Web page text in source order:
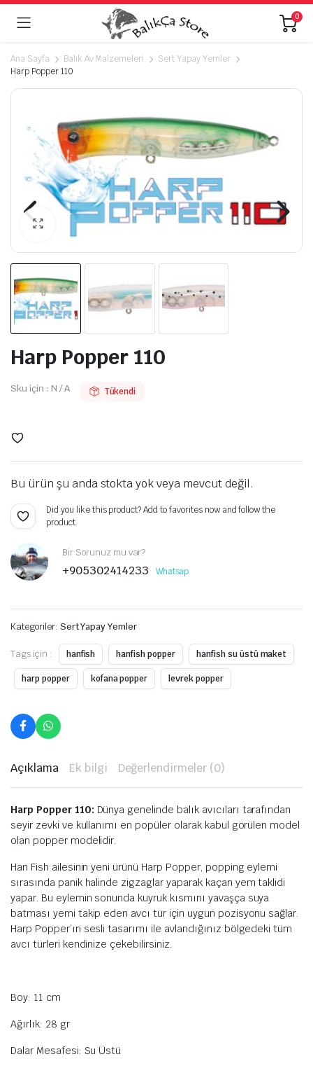
0
Ana Sayfa Balık Av Malzemeleri
Sert Yapay Yemler
Harp Popper 110
Harp Popper 110
Sku için : N / A Tükendi
Bu ürün şu anda stokta yok veya mevcut değil.
Did you like this product? Add to favorites now and follow the
product.
Bir Sorunuz mu var?
+905302414233 Whatsap
Kategoriler: Sert Yapay Yemler
Tags için : hanfish hanfish popper hanfish su üstü maket
harp popper kofana popper levrek popper
Açıklama Ek bilgi Değerlendirmeler (0)
Harp Popper 110: Dünya genelinde balık avıcıları tarafından
seyir zevki ve kullanımı en popüler olarak kabul görülen model
olan popper modelidir.
Han Fish ailesinin yeni ürünü Harp Popper, popping eylemi
sırasında panik halinde zigzaglar yaparak kaçan yem taklidi
yapar. Bu eylemin sonunda kuyruk kısmını yavaşça suya
batması yemi takip eden avcı tür için uygun pozisyonu sağlar.
Harp Popper’ın sesli tasarımı ile avlandığınız bölgedeki tüm
avcı türleri kendinize çekebilirsiniz.
Boy: 11 cm
Ağırlık: 28 gr
Dalar Mesafesi: Su Üstü